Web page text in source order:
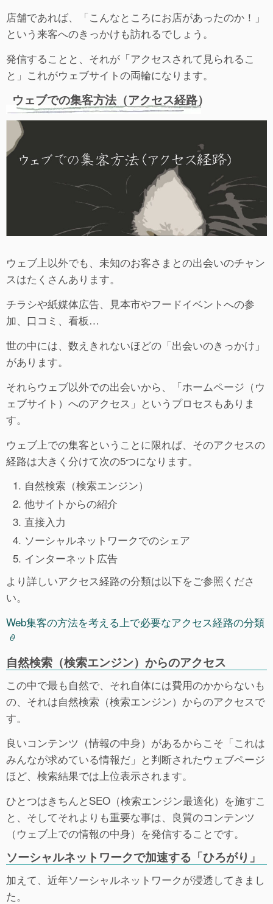
店舗であれば、「こんなところにお店があったのか！」
という来客へのきっかけも訪れるでしょう。
発信することと、それが「アクセスされて見られるこ
と」これがウェブサイトの両輪になります。
ウェブでの集客方法（アクセス経路）
ウェブ上以外でも、未知のお客さまとの出会いのチャン
スはたくさんあります。
チラシや紙媒体広告、見本市やフードイベントへの参
加、口コミ、看板…
世の中には、数えきれないほどの「出会いのきっかけ」
があります。
それらウェブ以外での出会いから、「ホームページ（ウ
ェブサイト）へのアクセス」というプロセスもありま
す。
ウェブ上での集客ということに限れば、そのアクセスの
経路は大きく分けて次の5つになります。
自然検索（検索エンジン）
他サイトからの紹介
直接入力
ソーシャルネットワークでのシェア
インターネット広告
より詳しいアクセス経路の分類は以下をご参照くださ
い。
Web集客の方法を考える上で必要なアクセス経路の分類
自然検索（検索エンジン）からのアクセス
この中で最も自然で、それ自体には費用のかからないも
の、それは自然検索（検索エンジン）からのアクセスで
す。
良いコンテンツ（情報の中身）があるからこそ「これは
みんなが求めている情報だ」と判断されたウェブページ
ほど、検索結果では上位表示されます。
ひとつはきちんとSEO（検索エンジン最適化）を施すこ
と、そしてそれよりも重要な事は、良質のコンテンツ
（ウェブ上での情報の中身）を発信することです。
ソーシャルネットワークで加速する「ひろがり」
加えて、近年ソーシャルネットワークが浸透してきまし
た。